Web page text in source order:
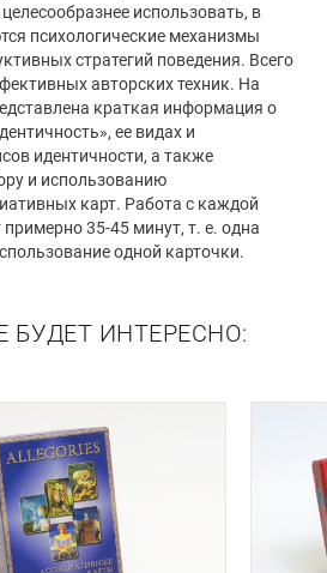
использовать, в
психологические механизмы
стратегий поведения. Всего
авторских техник. На
краткая информация о
ее видах и
идентичности, а также
и использованию
карт. Работа с каждой
примерно 35-45 минут, т. е. одна
одной карточки.
БУДЕТ ИНТЕРЕСНО: